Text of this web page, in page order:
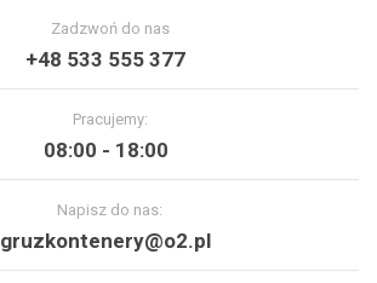
Zadzwoń do nas
+48 533 555 377
Pracujemy:
08:00 - 18:00
Napisz do nas:
gruzkontenery@o2.pl